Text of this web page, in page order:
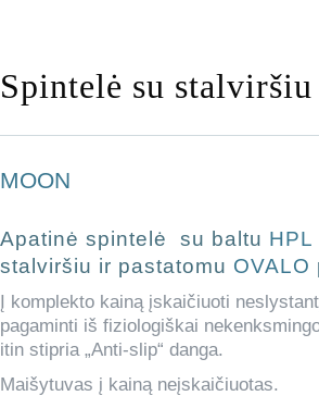
Spintelė su stalviršiu
MOON
Apatinė spintelė su baltu HPL
stalviršiu ir pastatomu OVALO
Į komplekto kainą įskaičiuoti
pagaminti iš fiziologiškai
itin stipria „Anti-slip“ danga.
Maišytuvas į kainą neįskaičiuotas.